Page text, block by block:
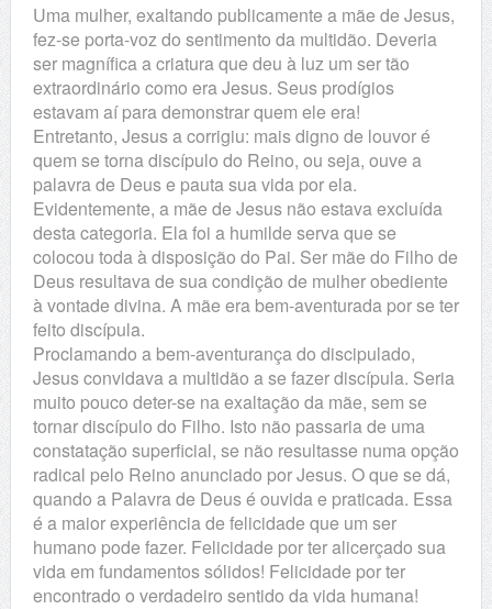
Uma mulher, exaltando publicamente a mãe de Jesus,
fez-se porta-voz do sentimento da multidão. Deveria
ser magnífica a criatura que deu à luz um ser tão
extraordinário como era Jesus. Seus prodígios
estavam aí para demonstrar quem ele era!
Entretanto, Jesus a corrigiu: mais digno de louvor é
quem se torna discípulo do Reino, ou seja, ouve a
palavra de Deus e pauta sua vida por ela.
Evidentemente, a mãe de Jesus não estava excluída
desta categoria. Ela foi a humilde serva que se
colocou toda à disposição do Pai. Ser mãe do Filho de
Deus resultava de sua condição de mulher obediente
à vontade divina. A mãe era bem-aventurada por se ter
feito discípula.
Proclamando a bem-aventurança do discipulado,
Jesus convidava a multidão a se fazer discípula. Seria
muito pouco deter-se na exaltação da mãe, sem se
tornar discípulo do Filho. Isto não passaria de uma
constatação superficial, se não resultasse numa opção
radical pelo Reino anunciado por Jesus. O que se dá,
quando a Palavra de Deus é ouvida e praticada. Essa
é a maior experiência de felicidade que um ser
humano pode fazer. Felicidade por ter alicerçado sua
vida em fundamentos sólidos! Felicidade por ter
encontrado o verdadeiro sentido da vida humana!